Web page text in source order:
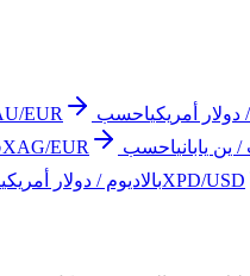
أمريكياحسب EUR
يابانياحسب XAG/EUR
XPD/USDبالاديوم / دولار أمريكي